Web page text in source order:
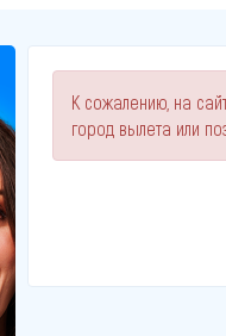
К сожалению, на
город вылета или